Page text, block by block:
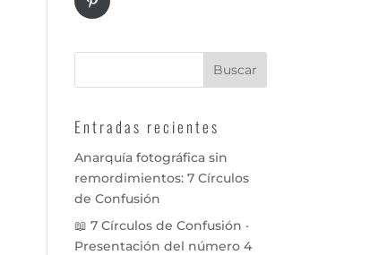
Entradas recientes
Anarquía fotográfica sin
remordimientos: 7 Círculos
de Confusión
📖 7 Círculos de Confusión ·
Presentación del número 4